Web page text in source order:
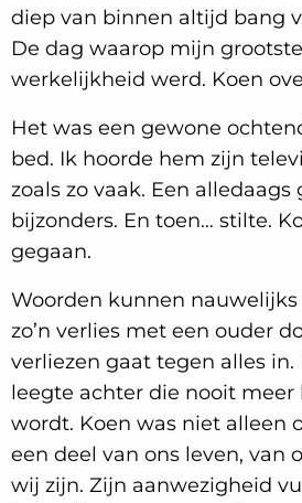
diep van binnen altijd bang
De dag waarop mijn
werkelijkheid werd. Koen
Het was een gewone
bed. Ik hoorde hem zijn
zoals zo vaak. Een alledaags
bijzonders. En toen… stilte.
gegaan.
Woorden kunnen
zo’n verlies met een ouder
verliezen gaat tegen alles in.
leegte achter die nooit
wordt. Koen was niet alleen
een deel van ons leven, van
wij zijn. Zijn aanwezigheid